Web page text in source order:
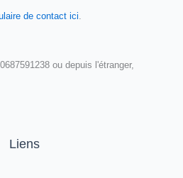
de contact ici
ou depuis l'étranger,
Liens